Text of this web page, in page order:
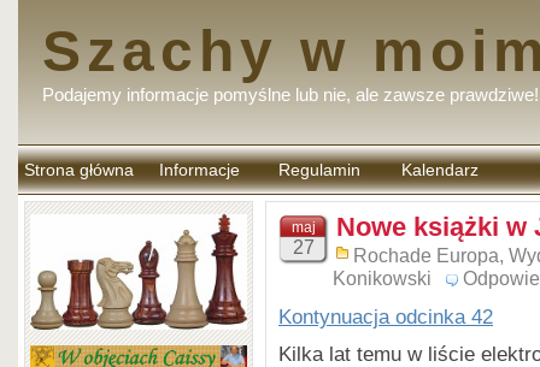
Szachy w
Podajemy informacje pomyślne lub nie, ale zawsze prawdziwe!
Strona główna Informacje Regulamin
komentarzy
Kalendarz
maj
27
Nowe książki w
Rochade Europa,
Konikowski
Kontynuacja odcinka 42
Kilka lat temu w liście